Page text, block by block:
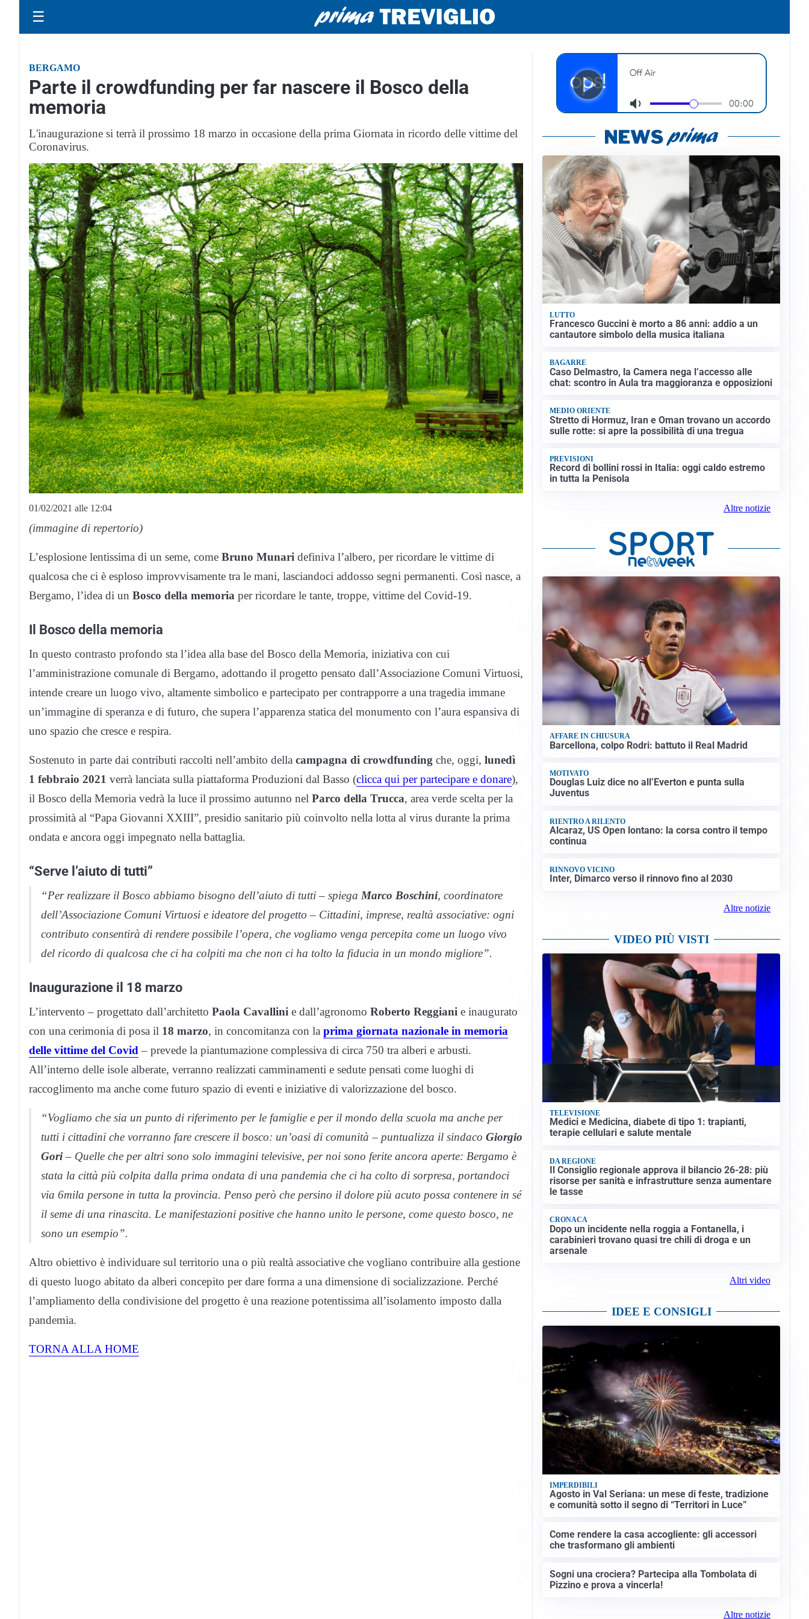
☰
BERGAMO
Parte il crowdfunding per far nascere il Bosco della
memoria
L'inaugurazione si terrà il prossimo 18 marzo in occasione della prima Giornata in ricordo delle vittime del
Coronavirus.
01/02/2021 alle 12:04
(immagine di repertorio)
L’esplosione lentissima di un seme, come Bruno Munari definiva l’albero, per ricordare le vittime di
qualcosa che ci è esploso improvvisamente tra le mani, lasciandoci addosso segni permanenti. Così nasce, a
Bergamo, l’idea di un Bosco della memoria per ricordare le tante, troppe, vittime del Covid-19.
Il Bosco della memoria
In questo contrasto profondo sta l’idea alla base del Bosco della Memoria, iniziativa con cui
l’amministrazione comunale di Bergamo, adottando il progetto pensato dall’Associazione Comuni Virtuosi,
intende creare un luogo vivo, altamente simbolico e partecipato per contrapporre a una tragedia immane
un’immagine di speranza e di futuro, che supera l’apparenza statica del monumento con l’aura espansiva di
uno spazio che cresce e respira.
Sostenuto in parte dai contributi raccolti nell’ambito della campagna di crowdfunding che, oggi, lunedì
1 febbraio 2021 verrà lanciata sulla piattaforma Produzioni dal Basso (clicca qui per partecipare e donare),
il Bosco della Memoria vedrà la luce il prossimo autunno nel Parco della Trucca, area verde scelta per la
prossimità al “Papa Giovanni XXIII”, presidio sanitario più coinvolto nella lotta al virus durante la prima
ondata e ancora oggi impegnato nella battaglia.
“Serve l’aiuto di tutti”
“Per realizzare il Bosco abbiamo bisogno dell’aiuto di tutti – spiegaMarco Boschini, coordinatore
dell’Associazione Comuni Virtuosi e ideatore del progetto – Cittadini, imprese, realtà associative: ogni
contributo consentirà di rendere possibile l’opera, che vogliamo venga percepita come un luogo vivo
del ricordo di qualcosa che ci ha colpiti ma che non ci ha tolto la fiducia in un mondo migliore”.
Inaugurazione il 18 marzo
L’intervento – progettato dall’architetto Paola Cavallini e dall’agronomo Roberto Reggiani e inaugurato
con una cerimonia di posa il 18 marzo, in concomitanza con la prima giornata nazionale in memoria
delle vittime del Covid– prevede la piantumazione complessiva di circa 750 tra alberi e arbusti.
All’interno delle isole alberate, verranno realizzati camminamenti e sedute pensati come luoghi di
raccoglimento ma anche come futuro spazio di eventi e iniziative di valorizzazione del bosco.
“Vogliamo che sia un punto di riferimento per le famiglie e per il mondo della scuola ma anche per
tutti i cittadini che vorranno fare crescere il bosco: un’oasi di comunità – puntualizza il sindaco Giorgio
Gori– Quelle che per altri sono solo immagini televisive, per noi sono ferite ancora aperte: Bergamo è
stata la città più colpita dalla prima ondata di una pandemia che ci ha colto di sorpresa, portandoci
via 6mila persone in tutta la provincia. Penso però che persino il dolore più acuto possa contenere in sé
il seme di una rinascita. Le manifestazioni positive che hanno unito le persone, come questo bosco, ne
sono un esempio”.
Altro obiettivo è individuare sul territorio una o più realtà associative che vogliano contribuire alla gestione
di questo luogo abitato da alberi concepito per dare forma a una dimensione di socializzazione. Perché
l’ampliamento della condivisione del progetto è una reazione potentissima all’isolamento imposto dalla
pandemia.
TORNA ALLA HOME
LUTTO
Francesco Guccini è morto a 86 anni: addio a un
cantautore simbolo della musica italiana
BAGARRE
Caso Delmastro, la Camera nega l’accesso alle
chat: scontro in Aula tra maggioranza e opposizioni
MEDIO ORIENTE
Stretto di Hormuz, Iran e Oman trovano un accordo
sulle rotte: si apre la possibilità di una tregua
PREVISIONI
Record di bollini rossi in Italia: oggi caldo estremo
in tutta la Penisola
Altre notizie
AFFARE IN CHIUSURA
Barcellona, colpo Rodri: battuto il Real Madrid
MOTIVATO
Douglas Luiz dice no all’Everton e punta sulla
Juventus
RIENTRO A RILENTO
Alcaraz, US Open lontano: la corsa contro il tempo
continua
RINNOVO VICINO
Inter, Dimarco verso il rinnovo fino al 2030
Altre notizie
VIDEO PIÙ VISTI
TELEVISIONE
Medici e Medicina, diabete di tipo 1: trapianti,
terapie cellulari e salute mentale
DA REGIONE
Il Consiglio regionale approva il bilancio 26-28: più
risorse per sanità e infrastrutture senza aumentare
le tasse
CRONACA
Dopo un incidente nella roggia a Fontanella, i
carabinieri trovano quasi tre chili di droga e un
arsenale
Altri video
IDEE E CONSIGLI
IMPERDIBILI
Agosto in Val Seriana: un mese di feste, tradizione
e comunità sotto il segno di “Territori in Luce”
Come rendere la casa accogliente: gli accessori
che trasformano gli ambienti
Sogni una crociera? Partecipa alla Tombolata di
Pizzino e prova a vincerla!
Altre notizie